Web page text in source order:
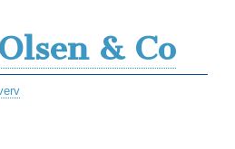
& Co